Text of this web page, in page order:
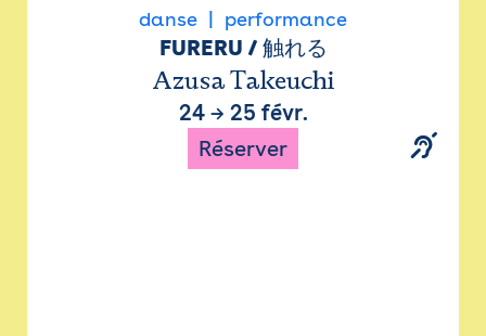
danse performance
FURERU / 触れる
Azusa Takeuchi
24→ 25 févr.
Réserver